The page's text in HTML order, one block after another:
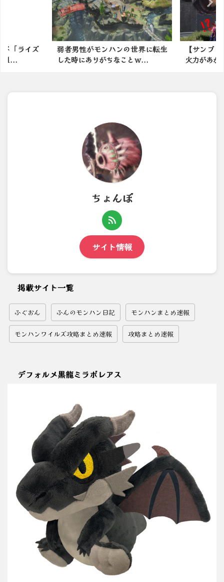
ンの世界に転生
なことｗ...
【サンブレイク】火力スキルより
火力があがる？回避系の鉄...
結
な
ちょんぼ
サイト情報
掲載サイト一覧
ふぐおん ふんのモンハン日記 モンハンまとめ速報
モンハンワイルズ攻略まとめ速報 攻略まとめ速報
デフォルメ黒龍ミラボレアス